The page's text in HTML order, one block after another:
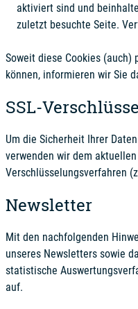
aktiviert sind und
zuletzt besuchte Seite.
Soweit diese Cookies (auch)
können, informieren wir Sie
SSL-
Um die Sicherheit Ihrer
verwenden wir dem
Verschlüsselungsverfahren
Newsletter
Mit den nachfolgenden
unseres Newsletters sowie
statistische
auf.